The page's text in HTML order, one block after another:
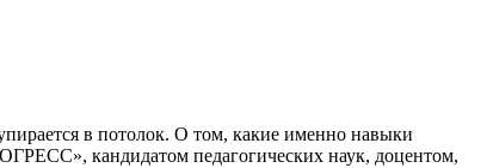
в потолок. О том, какие именно навыки
кандидатом педагогических наук, доцентом,